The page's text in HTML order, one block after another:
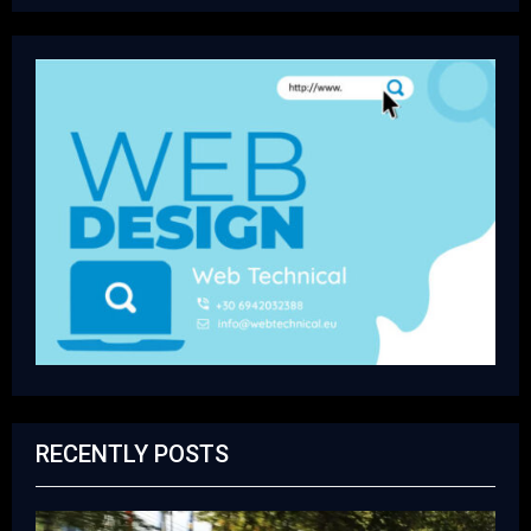
RECENTLY POSTS